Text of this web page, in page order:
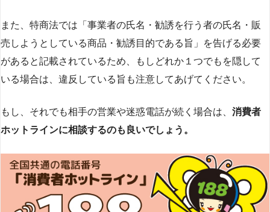
また、特商法では「事業者の氏名・勧誘を行う者の氏名・販
売しようとしている商品・勧誘目的である旨」を告げる必要
があると記載されているため、もしどれか１つでもを隠して
いる場合は、違反している旨も注意してあげてください。
もし、それでも相手の営業や迷惑電話が続く場合は、 消費者
ホットラインに相談するのも良いでしょう。